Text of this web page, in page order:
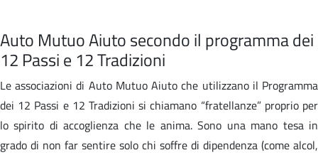
Auto Mutuo Aiuto secondo il programma dei
12 Passi e 12 Tradizioni
Le associazioni di Auto Mutuo Aiuto che utilizzano il Programma
dei 12 Passi e 12 Tradizioni si chiamano “fratellanze” proprio per
lo spirito di accoglienza che le anima. Sono una mano tesa in
grado di non far sentire solo chi soffre di dipendenza (come alcol,